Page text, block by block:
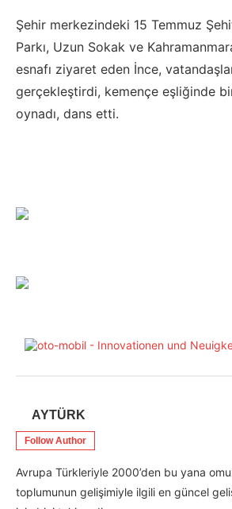
Şehir merkezindeki 15 Temmuz
Parkı, Uzun Sokak ve
esnafı ziyaret eden İnce,
gerçekleştirdi, kemençe eşliğinde
oynadı, dans etti.
AYTÜRK
Follow Author
Avrupa Türkleriyle 2000’den bu yana
toplumunun gelişimiyle ilgili en güncel